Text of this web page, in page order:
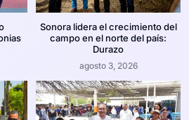
Sonora lidera el crecimiento del
campo en el norte del país:
Durazo
agosto 3, 2026